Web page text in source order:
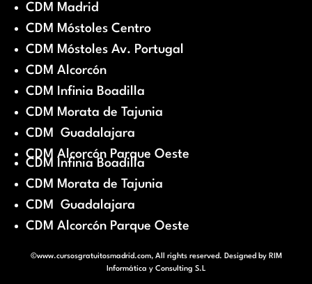
CDM Madrid
CDM Móstoles Centro
CDM Móstoles Av. Portugal
CDM Alcorcón
CDM Infinia Boadilla
CDM Morata de Tajunia
CDM Guadalajara
CDM Alcorcón Parque Oeste
CDM Infinia Boadilla
CDM Morata de Tajunia
CDM Guadalajara
CDM Alcorcón Parque Oeste
©www.cursosgratuitosmadrid.com, All rights reserved. Designed by RIM
Informática y Consulting S.L